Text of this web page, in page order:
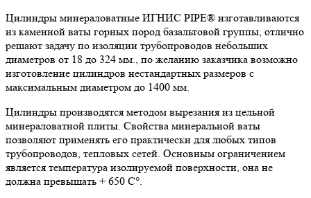
Цилиндры минераловатные ИГНИС PIPE® изготавливаются
из каменной ваты горных пород базальтовой группы, отлично
решают задачу по изоляции трубопроводов небольших
диаметров от 18 до 324 мм., по желанию заказчика возможно
изготовление цилиндров нестандартных размеров с
максимальным диаметром до 1400 мм.
Цилиндры производятся методом вырезания из цельной
минераловатной плиты. Свойства минеральной ваты
позволяют применять его практически для любых типов
трубопроводов, тепловых сетей. Основным ограничением
является температура изолируемой поверхности, она не
должна превышать + 650 C°.